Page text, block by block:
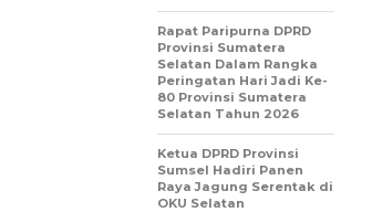
Rapat Paripurna DPRD
Provinsi Sumatera
Selatan Dalam Rangka
Peringatan Hari Jadi Ke-
80 Provinsi Sumatera
Selatan Tahun 2026
Ketua DPRD Provinsi
Sumsel Hadiri Panen
Raya Jagung Serentak di
OKU Selatan